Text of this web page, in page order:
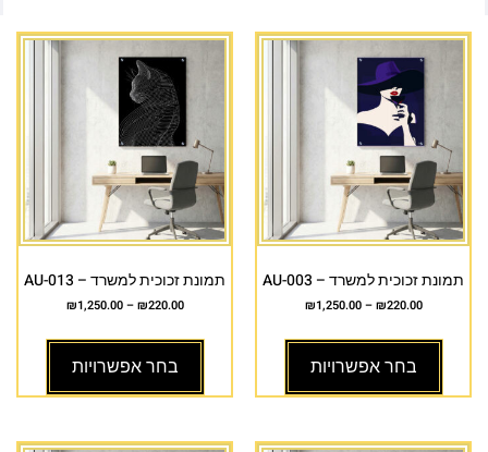
תמונת זכוכית למשרד – AU-003
₪220.00
–
₪1,250.00
בחר אפשרויות
תמונת זכוכית למשרד – AU-013
₪220.00
–
₪1,250.00
בחר אפשרויות